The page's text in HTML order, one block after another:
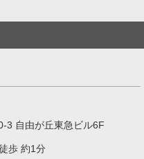
3 自由が丘東急ビル6F
歩 約1分